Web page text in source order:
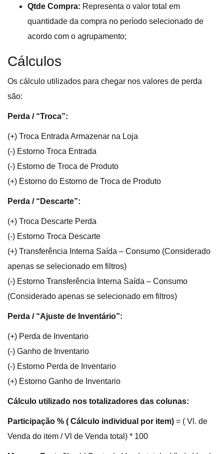
Qtde Compra: Representa o valor total em
quantidade da compra no período selecionado de
acordo com o agrupamento;
Cálculos
Os cálculo utilizados para chegar nos valores de perda
são:
Perda / “Troca”:
(+) Troca Entrada Armazenar na Loja
(-) Estorno Troca Entrada
(-) Estorno de Troca de Produto
(+) Estorno do Estorno de Troca de Produto
Perda / “Descarte”:
(+) Troca Descarte Perda
(-) Estorno Troca Descarte
(+) Transferência Interna Saída – Consumo (Considerado
apenas se selecionado em filtros)
(-) Estorno Transferência Interna Saída – Consumo
(Considerado apenas se selecionado em filtros)
Perda / “Ajuste de Inventário”:
(+) Perda de Inventario
(-) Ganho de Inventario
(-) Estorno Perda de Inventario
(+) Estorno Ganho de Inventario
Cálculo utilizado nos totalizadores das colunas:
Participação % ( Cálculo individual por item) = ( Vl. de
Venda do item / Vl de Venda total) * 100